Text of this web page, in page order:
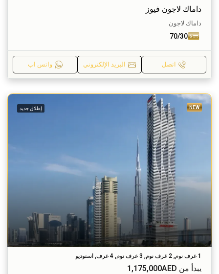
داماك لاجون فيوز
داماك لاجون
70/30
اتصل البريد الإلكتروني واتس اب
NEW إطلاق جديد
1 غرف نوم, 2 غرف نوم, 3 غرف نوم, 4 غرف, استوديو
يبدأ من 1,175,000AED